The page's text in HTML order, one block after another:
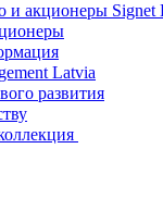
и акционеры Signet
Latvia
развития